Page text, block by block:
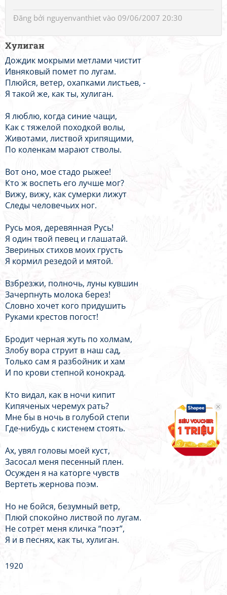
Đăng bởi nguyenvanthiet vào 09/06/2007 20:30
Хулиган
Дождик мокрыми метлами чистит
Ивняковый помет по лугам.
Плюйся, ветер, охапками листьев, -
Я такой же, как ты, хулиган.
Я люблю, когда синие чащи,
Как с тяжелой походкой волы,
Животами, листвой хрипящими,
По коленкам марают стволы.
Вот оно, мое стадо рыжее!
Кто ж воспеть его лучше мог?
Вижу, вижу, как сумерки лижут
Следы человечьих ног.
Русь моя, деревянная Русь!
Я один твой певец и глашатай.
Звериных стихов моих грусть
Я кормил резедой и мятой.
Взбрезжи, полночь, луны кувшин
Зачерпнуть молока берез!
Словно хочет кого придушить
Руками крестов погост!
Бродит черная жуть по холмам,
Злобу вора струит в наш сад,
Только сам я разбойник и хам
И по крови степной конокрад.
Кто видал, как в ночи кипит
Кипяченых черемух рать?
Мне бы в ночь в голубой степи
Где-нибудь с кистенем стоять.
Ах, увял головы моей куст,
Засосал меня песенный плен.
Осужден я на каторге чувств
Вертеть жернова поэм.
Но не бойся, безумный ветр,
Плюй спокойно листвой по лугам.
Не сотрет меня кличка “поэт”,
Я и в песнях, как ты, хулиган.
1920